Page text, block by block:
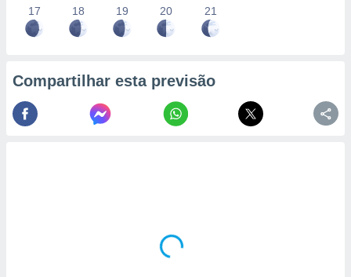
17 18 19 20 21
Compartilhar esta previsão